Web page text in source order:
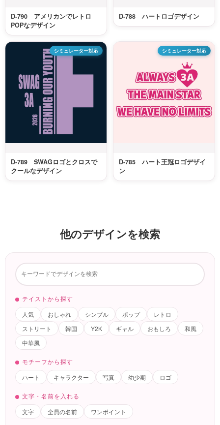
D-790 アメリカンでレトロ
POPなデザイン
D-788 ハートロゴデザイン
シミュレーター対応
D-789 SWAGロゴとクロスで
クールなデザイン
シミュレーター対応
D-785 ハート王冠ロゴデザイ
ン
他のデザインを検索
テイストから探す
人気
おしゃれ シンプル ポップ
レトロ
ストリート
韓国 Y2K ギャル おもしろ
和風
中華風
モチーフから探す
ハート
キャラクター 写真 幼少期 ロゴ
文字・名前を入れる
文字
全員の名前 ワンポイント